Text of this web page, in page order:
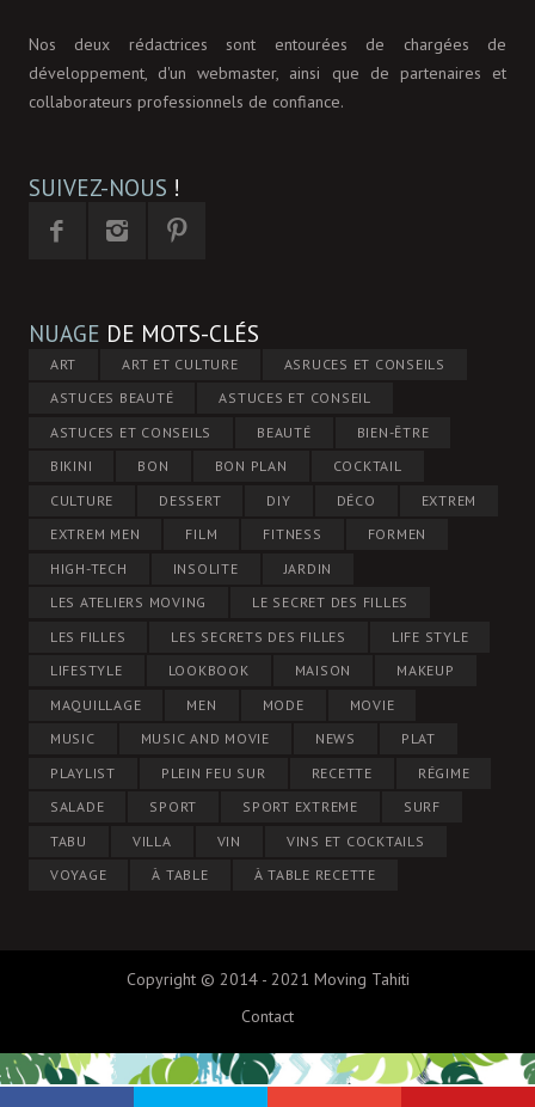
Nos deux rédactrices sont entourées de chargées de
développement, d'un webmaster, ainsi que de partenaires et
collaborateurs professionnels de confiance.
SUIVEZ-NOUS !
NUAGE DE MOTS-CLÉS
ART ART ET CULTURE
ASRUCES ET CONSEILS
ASTUCES BEAUTÉ
ASTUCES ET CONSEIL
ASTUCES ET CONSEILS
BEAUTÉ
BIEN-ÊTRE
BIKINI
BON BON PLAN
COCKTAIL
CULTURE
DESSERT DIY DÉCO
EXTREM
EXTREM MEN
FILM FITNESS
FORMEN
HIGH-TECH
INSOLITE
JARDIN
LES ATELIERS MOVING
LE SECRET DES FILLES
LES FILLES
LES SECRETS DES FILLES
LIFE STYLE
LIFESTYLE
LOOKBOOK MAISON
MAKEUP
MAQUILLAGE
MEN MODE
MOVIE
MUSIC
MUSIC AND MOVIE NEWS
PLAT
PLAYLIST
PLEIN FEU SUR RECETTE
RÉGIME
SALADE
SPORT SPORT EXTREME
SURF
TABU
VILLA VIN
VINS ET COCKTAILS
VOYAGE
À TABLE À TABLE RECETTE
Copyright © 2014 - 2021 Moving Tahiti
Contact